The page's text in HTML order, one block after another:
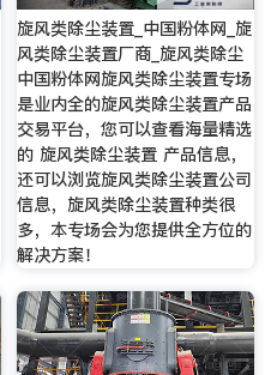
旋风类除尘装置_中国粉体网_旋
风类除尘装置厂商_旋风类除尘
中国粉体网旋风类除尘装置专场
是业内全的旋风类除尘装置产品
交易平台，您可以查看海量精选
的 旋风类除尘装置 产品信息，
还可以浏览旋风类除尘装置公司
信息，旋风类除尘装置种类很
多，本专场会为您提供全方位的
解决方案！